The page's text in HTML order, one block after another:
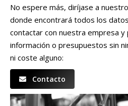
No espere más, diríjase a
donde encontrará todos los
contactar con nuestra empresa y
información o presupuestos sin
ni coste alguno:
Contacto